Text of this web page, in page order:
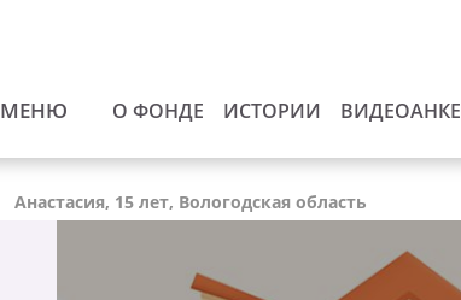
МЕНЮ О ФОНДЕ ИСТОРИИ
Анастасия, 15 лет, Вологодская область